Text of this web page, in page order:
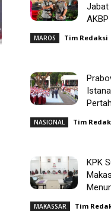
Jabat
MAROS Tim Redaksi
NASIONAL Tim
KPK
MAKASSAR Tim